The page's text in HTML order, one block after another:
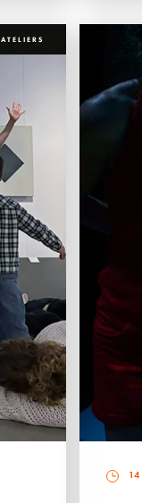
ATELIERS